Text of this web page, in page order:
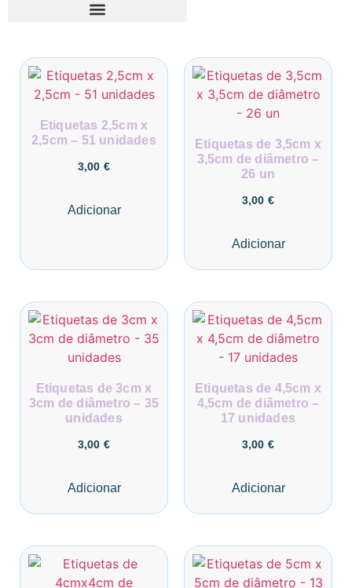
Etiquetas 2,5cm x
2,5cm – 51 unidades
3,00 €
Adicionar
Etiquetas de 3,5cm x
3,5cm de diâmetro –
26 un
3,00 €
Adicionar
Etiquetas de 3cm x
3cm de diâmetro – 35
unidades
3,00 €
Adicionar
Etiquetas de 4,5cm x
4,5cm de diâmetro –
17 unidades
3,00 €
Adicionar